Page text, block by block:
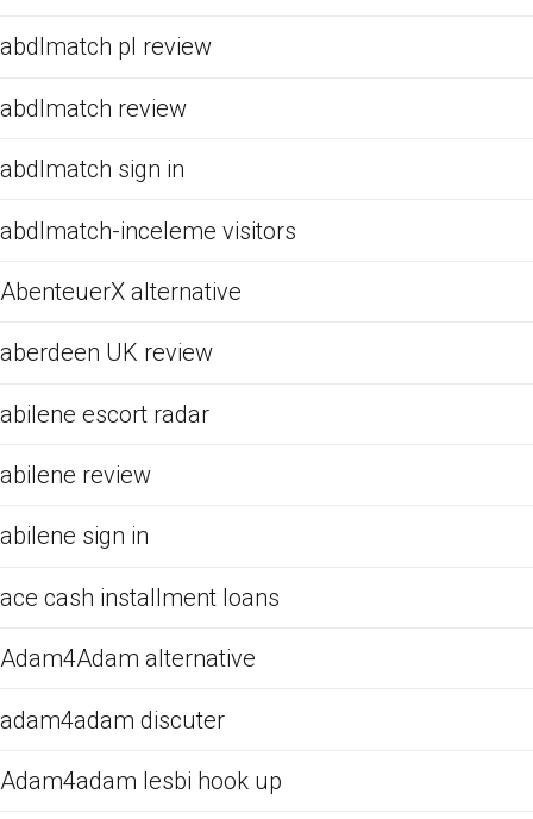
abdlmatch pl review
abdlmatch review
abdlmatch sign in
abdlmatch-inceleme visitors
AbenteuerX alternative
aberdeen UK review
abilene escort radar
abilene review
abilene sign in
ace cash installment loans
Adam4Adam alternative
adam4adam discuter
Adam4adam lesbi hook up